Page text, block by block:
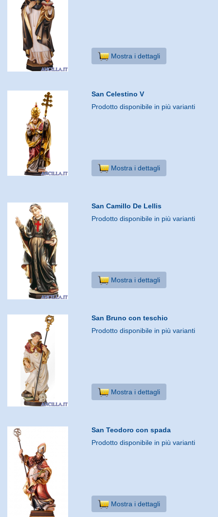
Mostra i dettagli
San Celestino V
Prodotto disponibile in più varianti
Mostra i dettagli
San Camillo De Lellis
Prodotto disponibile in più varianti
Mostra i dettagli
San Bruno con teschio
Prodotto disponibile in più varianti
Mostra i dettagli
San Teodoro con spada
Prodotto disponibile in più varianti
Mostra i dettagli